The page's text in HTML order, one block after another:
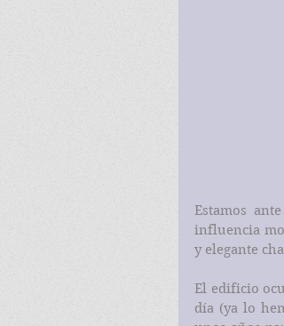
Estamos
influencia
y elegante
El edificio
día (ya lo